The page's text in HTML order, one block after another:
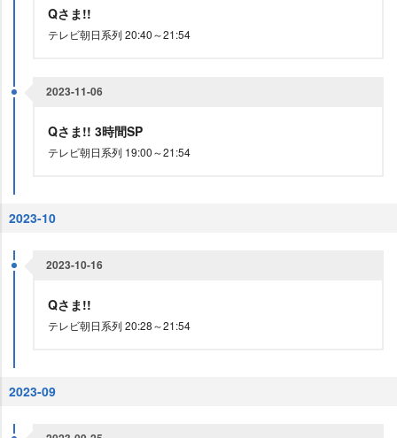
Qさま!!
テレビ朝日系列 20:40～21:54
2023-11-06
Qさま!! 3時間SP
テレビ朝日系列 19:00～21:54
2023-10
2023-10-16
Qさま!!
テレビ朝日系列 20:28～21:54
2023-09